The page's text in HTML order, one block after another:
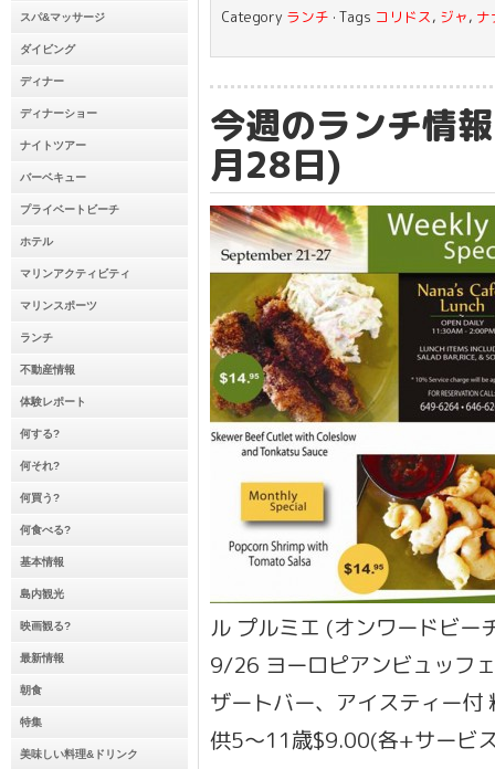
スパ&マッサージ
ダイビング
ディナー
ディナーショー
ナイトツアー
バーベキュー
プライベートビーチ
ホテル
マリンアクティビティ
マリンスポーツ
ランチ
不動産情報
体験レポート
何する?
何それ?
何買う?
何食べる?
基本情報
島内観光
映画観る?
最新情報
朝食
特集
美味しい料理&ドリンク
Category ランチ · Tags コリドス, ジャ, ナ
今週のランチ情
月28日)
ル プルミエ (オンワードビ
9/26 ヨーロピアンビュッフ
ザートバー、アイスティー
供5〜11歳$9.00(各+サービ